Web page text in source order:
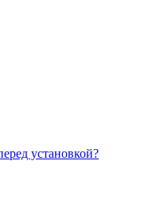
установкой?